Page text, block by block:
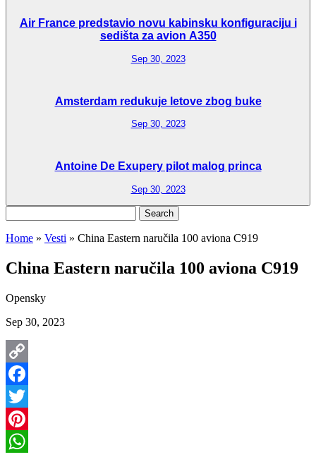
Air France predstavio novu kabinsku konfiguraciju i
sedišta za avion A350
Sep 30, 2023
Amsterdam redukuje letove zbog buke
Sep 30, 2023
Antoine De Exupery pilot malog princa
Sep 30, 2023
for:
Home » Vesti » China Eastern naručila 100 aviona C919
China Eastern naručila 100 aviona C919
Opensky
Sep 30, 2023
Copy
Link
Facebook
Twitter
Pinterest